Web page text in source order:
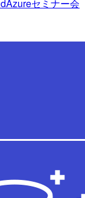
Azureセミナー会